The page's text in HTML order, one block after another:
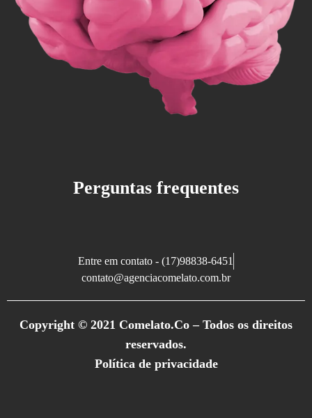
Perguntas frequentes
Entre em contato - (17)98838-6451
contato@agenciacomelato.com.br
Copyright © 2021 Comelato.Co – Todos os direitos
reservados.
Política de privacidade